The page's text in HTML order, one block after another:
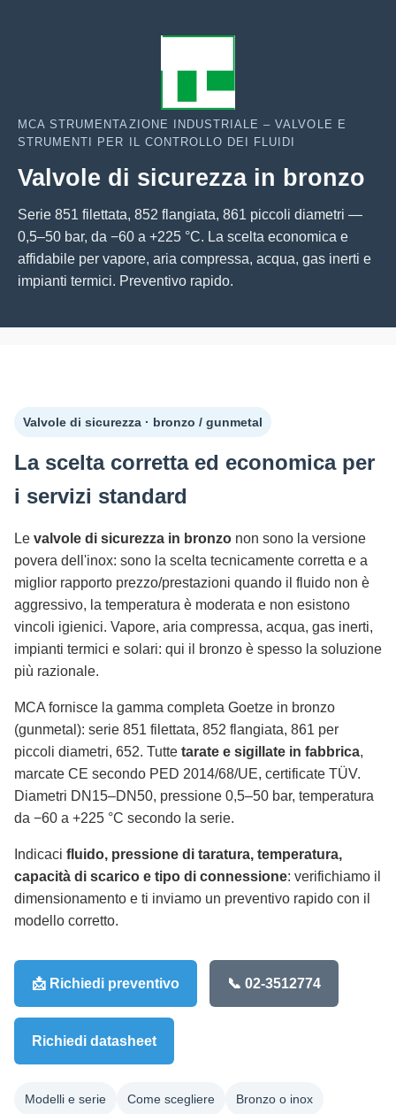
MCA STRUMENTAZIONE INDUSTRIALE – VALVOLE E
STRUMENTI PER IL CONTROLLO DEI FLUIDI
Valvole di sicurezza in bronzo
Serie 851 filettata, 852 flangiata, 861 piccoli diametri —
0,5–50 bar, da −60 a +225 °C. La scelta economica e
affidabile per vapore, aria compressa, acqua, gas inerti e
impianti termici. Preventivo rapido.
Valvole di sicurezza · bronzo / gunmetal
La scelta corretta ed economica per
i servizi standard
Le valvole di sicurezza in bronzo non sono la versione
povera dell'inox: sono la scelta tecnicamente corretta e a
miglior rapporto prezzo/prestazioni quando il fluido non è
aggressivo, la temperatura è moderata e non esistono
vincoli igienici. Vapore, aria compressa, acqua, gas inerti,
impianti termici e solari: qui il bronzo è spesso la soluzione
più razionale.
MCA fornisce la gamma completa Goetze in bronzo
(gunmetal): serie 851 filettata, 852 flangiata, 861 per
piccoli diametri, 652. Tutte tarate e sigillate in fabbrica,
marcate CE secondo PED 2014/68/UE, certificate TÜV.
Diametri DN15–DN50, pressione 0,5–50 bar, temperatura
da −60 a +225 °C secondo la serie.
Indicaci fluido, pressione di taratura, temperatura,
capacità di scarico e tipo di connessione: verifichiamo il
dimensionamento e ti inviamo un preventivo rapido con il
modello corretto.
📩 Richiedi preventivo 📞 02-3512774
Richiedi datasheet
Modelli e serie Come scegliere Bronzo o inox